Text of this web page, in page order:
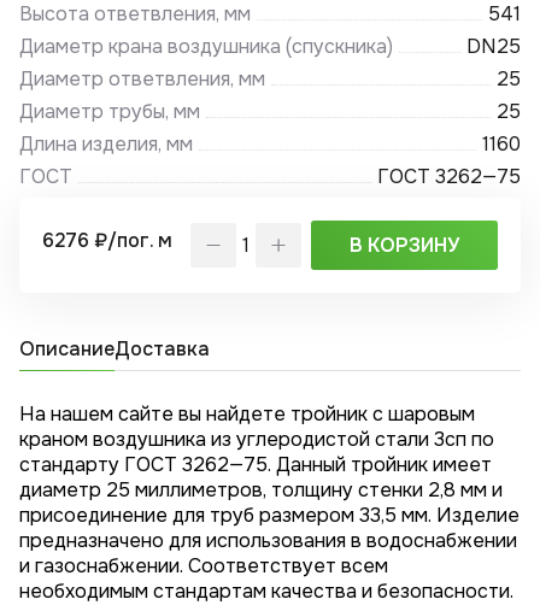
Высота ответвления, мм
541
Диаметр крана воздушника (спускника)
DN25
Диаметр ответвления, мм
25
Диаметр трубы, мм
25
Длина изделия, мм
1160
ГОСТ
ГОСТ 3262—75
6276 ₽/пог. м В КОРЗИНУ
ОписаниеДоставка
На нашем сайте вы найдете тройник с шаровым
краном воздушника из углеродистой стали 3сп по
стандарту ГОСТ 3262—75. Данный тройник имеет
диаметр 25 миллиметров, толщину стенки 2,8 мм и
присоединение для труб размером 33,5 мм. Изделие
предназначено для использования в водоснабжении
и газоснабжении. Соответствует всем
необходимым стандартам качества и безопасности.